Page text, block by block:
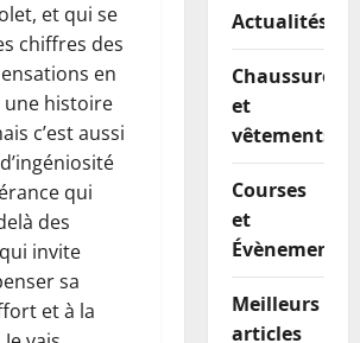
et qui se
chiffres des
en
une histoire
c’est aussi
qui
des
invite
sa
et à la
Actualités
Chaussures
et
vêtements
Courses
et
Évènements
Meilleurs
articles